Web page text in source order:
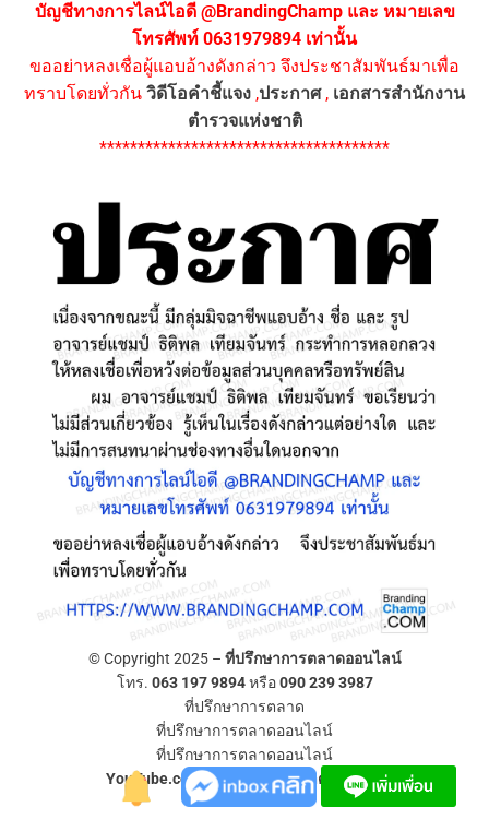
บัญชีทางการไลน์ไอดี @BrandingChamp และ หมายเลข
โทรศัพท์ 0631979894 เท่านั้น
ขออย่าหลงเชื่อผู้แอบอ้างดังกล่าว จึงประชาสัมพันธ์มาเพื่อ
ทราบโดยทั่วกัน วิดีโอคำชี้แจง ,ประกาศ, เอกสารสำนักงาน
ตำรวจแห่งชาติ
**************************************
© Copyright 2025 – ที่ปรึกษาการตลาดออนไลน์
โทร. 063 197 9894หรือ090 239 3987
ที่ปรึกษาการตลาด
ที่ปรึกษาการตลาดออนไลน์
ที่ปรึกษาการตลาดออนไลน์
YouTube.com/ที่ปรึกษาการตลาดออนไลน์